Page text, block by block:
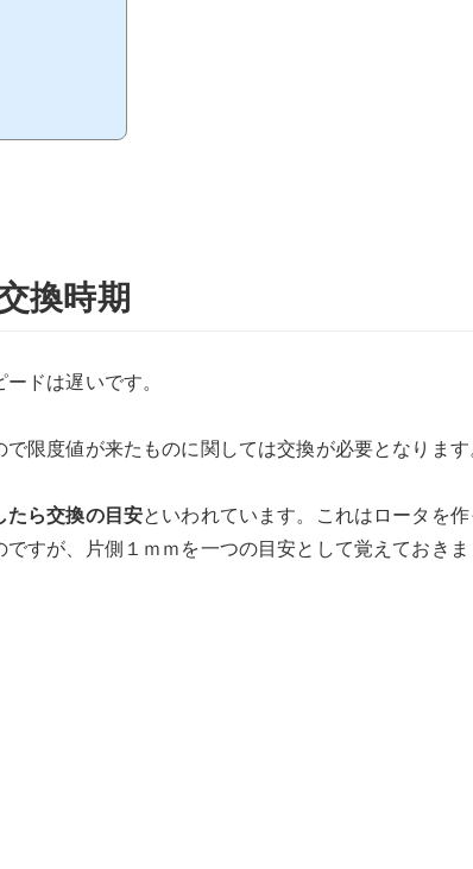
換時期
ドは遅いです。
限度値が来たものに関しては交換が必要となりま
たら交換の目安といわれています。これはロータを
すが、片側１ｍｍを一つの目安として覚えておき